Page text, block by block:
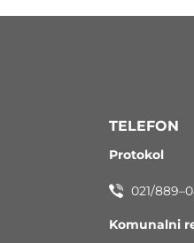
TELEFON
Protokol
021/
Komunalni